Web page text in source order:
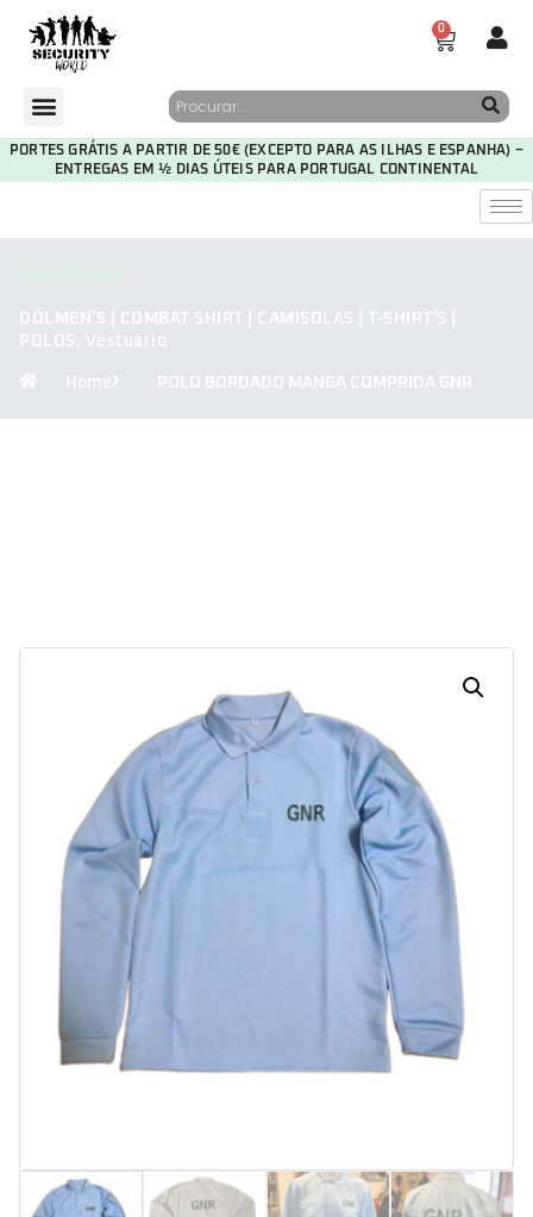
0
PORTES GRÁTIS A PARTIR DE 50€ (EXCEPTO PARA AS ILHAS E ESPANHA) –
ENTREGAS EM ½ DIAS ÚTEIS PARA PORTUGAL CONTINENTAL
DÓLMEN'S | COMBAT SHIRT | CAMISOLAS | T-SHIRT'S |
POLOS , Vestuário
Home POLO BORDADO MANGA COMPRIDA GNR